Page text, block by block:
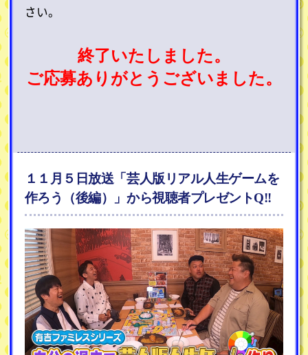
さい。
終了いたしました。
ご応募ありがとうございました。
１１月５日放送「芸人版リアル人生ゲームを
作ろう（後編）」から視聴者プレゼントQ!!